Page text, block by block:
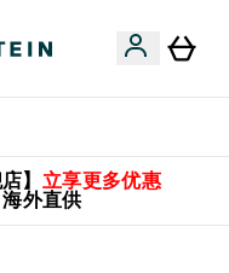
】 立享更多优惠
海外直供